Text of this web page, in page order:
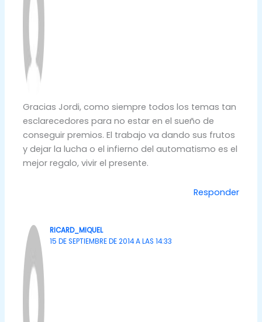
Gracias Jordi, como siempre todos los temas tan
esclarecedores para no estar en el sueño de
conseguir premios. El trabajo va dando sus frutos
y dejar la lucha o el infierno del automatismo es el
mejor regalo, vivir el presente.
Responder
RICARD_MIQUEL
15 DE SEPTIEMBRE DE 2014 A LAS 14:33